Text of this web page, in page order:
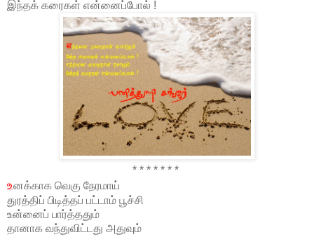
இந்தக் கரைகள் என்னைப்போல் !
* * * * * * *
உனக்காக வெகு நேரமாய்
துரத்திப் பிடித்தப் பட்டாம் பூச்சி
உன்னைப் பார்த்ததும்
தானாக வந்துவிட்டது அதுவும்